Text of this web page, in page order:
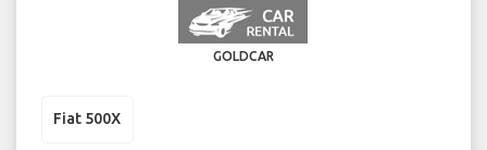
GOLDCAR
Fiat 500X